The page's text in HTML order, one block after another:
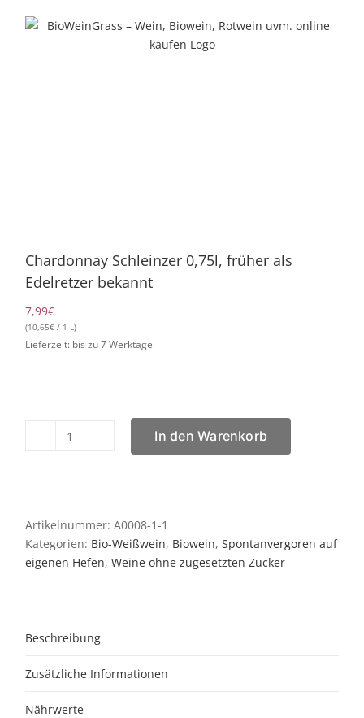
Inhalt
Chardonnay Schleinzer 0,75l, früher als
Edelretzer bekannt
7,99€
(10,65€ / 1 L)
Lieferzeit: bis zu 7 Werktage
Chardonnay
Edelretzer
bekannt
In den Warenkorb
Artikelnummer:A0008-1-1
Kategorien: Bio-Weißwein, Biowein,Spontanvergoren auf
eigenen Hefen,Weine ohne zugesetzten Zucker
Beschreibung
Zusätzliche Informationen
Nährwerte